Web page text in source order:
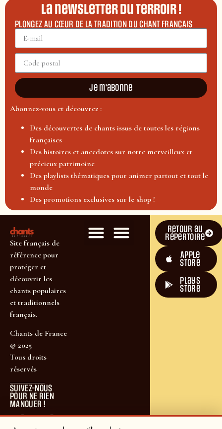
La newsletter du terroir !
PLONGEZ AU CŒUR DE LA TRADITION DU CHANT FRANÇAIS
Je m'abonne
Abonnez-vous et découvrez :
Des découvertes de chants issus de toutes les régions
françaises
Des histoires et anecdotes sur notre merveilleux et
précieux patrimoine
Des playlists thématiques pour animer partout et tout le
monde
Des promotions exclusives sur le shop !
Site français de
référence pour
protéger et
découvrir les
chants populaires
et traditionnels
français.
Chants de France
© 2025
Tous droits
réservés
SUIVEZ-NOUS
POUR NE RIEN
MANQUER !
Retour au
répertoire
Apple
Store
plays
store